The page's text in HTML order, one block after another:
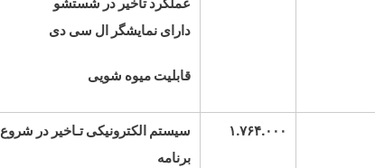
دارای نمایشگر ال سی دی
قابلیت میوه شویی
۱.۷۶۴.۰۰۰
سیستم الکترونیکی تـاخیر در شروع
برنامه